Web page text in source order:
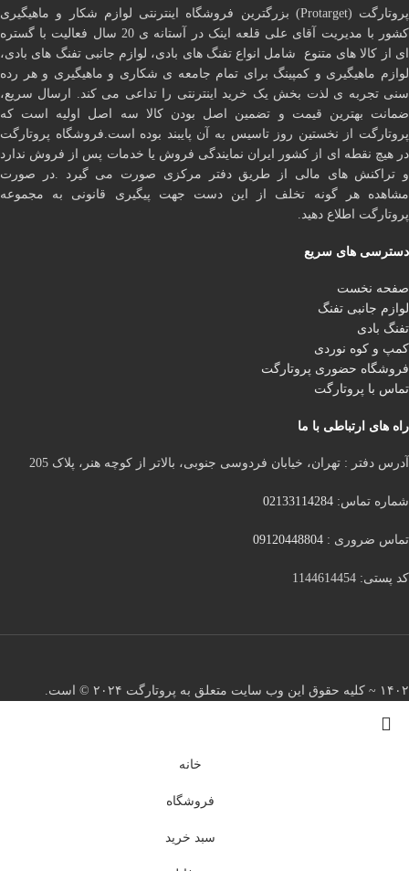
پروتارگت (Protarget) بزرگترین فروشگاه اینترنتی لوازم شکار و ماهیگیری
کشور با مدیریت آقای علی قلعه اینک در آستانه ی 20 سال فعالیت با گستره
ای از کالا های متنوع شامل انواع تفنگ های بادی، لوازم جانبی تفنگ های بادی،
لوازم ماهیگیری و کمپینگ برای تمام جامعه ی شکاری و ماهیگیری و هر رده
سنی تجربه ی لذت بخش یک خرید اینترنتی را تداعی می کند. ارسال سریع،
ضمانت بهترین قیمت و تضمین اصل بودن کالا سه اصل اولیه است که
پروتارگت از نخستین روز تاسیس به آن پایبند بوده است.فروشگاه پروتارگت
در هیچ نقطه ای از کشور ایران نمایندگی فروش یا خدمات پس از فروش ندارد
و تراکنش های مالی از طریق دفتر مرکزی صورت می گیرد .در صورت
مشاهده هر گونه تخلف از این دست جهت پیگیری قانونی به مجموعه
پروتارگت اطلاع دهید.
دسترسی های سریع
صفحه نخست
لوازم جانبی تفنگ
تفنگ بادی
کمپ و کوه نوردی
فروشگاه حضوری پروتارگت
تماس با پروتارگت
راه های ارتباطی با ما
آدرس دفتر : تهران، خیابان فردوسی جنوبی، بالاتر از کوچه هنر، پلاک 205
شماره تماس: 02133114284
تماس ضروری : 09120448804
کد پستی: 1144614454
۱۴۰۲ ~ کلیه حقوق این وب سایت متعلق به پروتارگت ۲۰۲۴ ©️ است.
خانه
فروشگاه
سبد خرید